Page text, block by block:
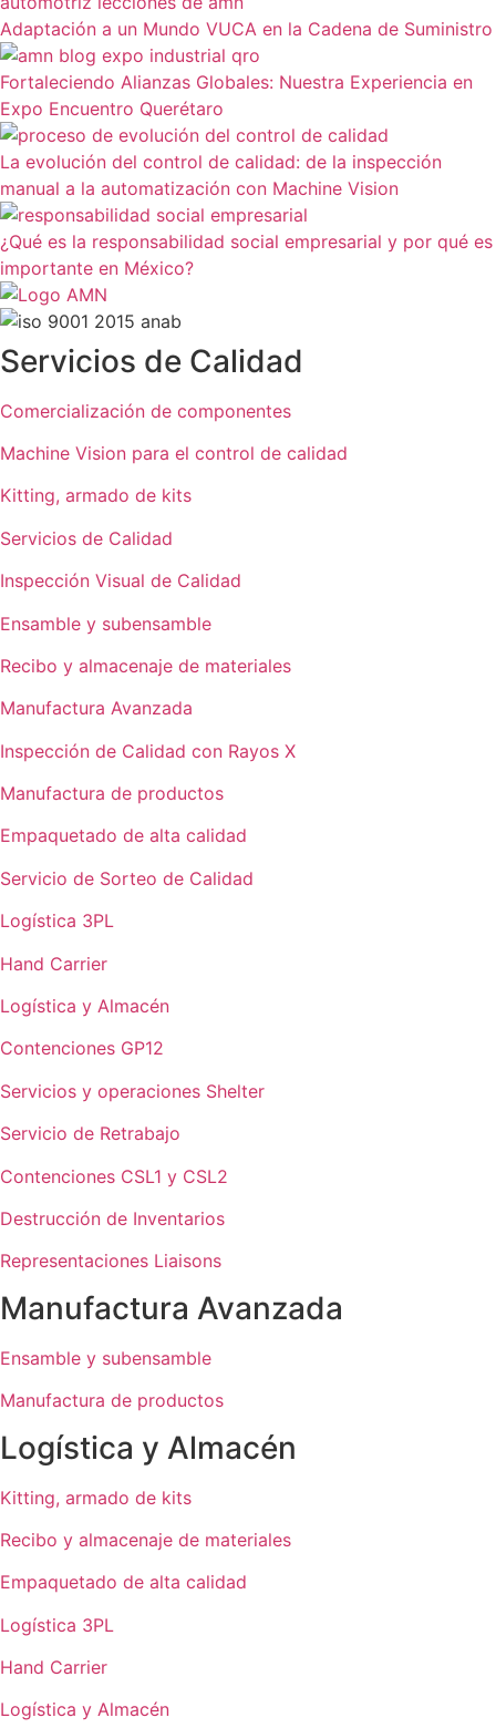
Adaptación a un Mundo VUCA en la Cadena de Suministro
Fortaleciendo Alianzas Globales: Nuestra Experiencia en
Expo Encuentro Querétaro
La evolución del control de calidad: de la inspección
manual a la automatización con Machine Vision
¿Qué es la responsabilidad social empresarial y por qué es
importante en México?
Servicios de Calidad
Comercialización de componentes
Machine Vision para el control de calidad
Kitting, armado de kits
Servicios de Calidad
Inspección Visual de Calidad
Ensamble y subensamble
Recibo y almacenaje de materiales
Manufactura Avanzada
Inspección de Calidad con Rayos X
Manufactura de productos
Empaquetado de alta calidad
Servicio de Sorteo de Calidad
Logística 3PL
Hand Carrier
Logística y Almacén
Contenciones GP12
Servicios y operaciones Shelter
Servicio de Retrabajo
Contenciones CSL1 y CSL2
Destrucción de Inventarios
Representaciones Liaisons
Manufactura Avanzada
Ensamble y subensamble
Manufactura de productos
Logística y Almacén
Kitting, armado de kits
Recibo y almacenaje de materiales
Empaquetado de alta calidad
Logística 3PL
Hand Carrier
Logística y Almacén